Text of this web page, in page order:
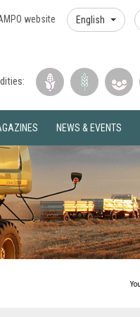
website English
NEWS & EVENTS